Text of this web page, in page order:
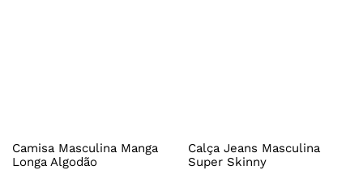
Camisa Masculina Manga
Longa Algodão
Calça Jeans Masculina
Super Skinny